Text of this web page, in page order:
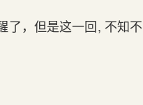
了，但是这一回, 不知不